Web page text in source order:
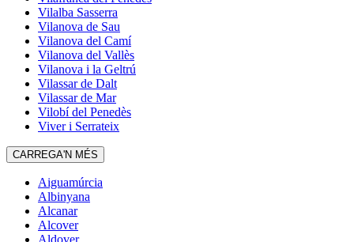
Vilalba Sasserra
Vilanova de Sau
Vilanova del Camí
Vilanova del Vallès
Vilanova i la Geltrú
Vilassar de Dalt
Vilassar de Mar
Vilobí del Penedès
Viver i Serrateix
CARREGA'N MÉS
Aiguamúrcia
Albinyana
Alcanar
Alcover
Aldover